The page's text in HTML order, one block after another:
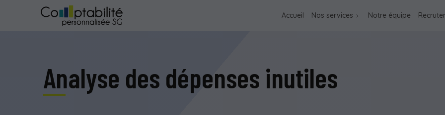
Accueil Nos services Notre équipe
Analyse des dépenses inutiles